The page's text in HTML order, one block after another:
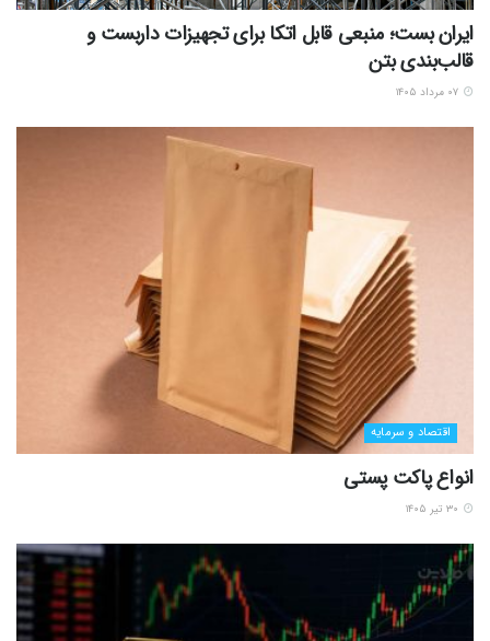
ایران بست؛ منبعی قابل اتکا برای تجهیزات داربست و
قالب‌بندی بتن
اقتصاد و سرمایه
انواع پاکت پستی